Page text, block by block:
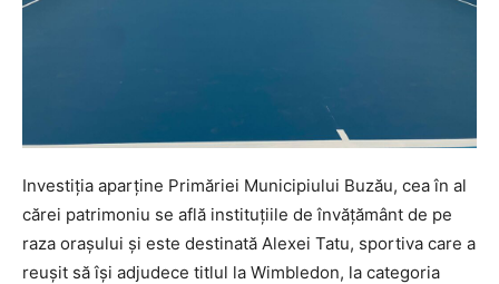
Investiţia aparţine Primăriei Municipiului Buzău, cea în al
cărei patrimoniu se află instituţiile de învăţământ de pe
raza oraşului şi este destinată Alexei Tatu, sportiva care a
reuşit să îşi adjudece titlul la Wimbledon, la categoria